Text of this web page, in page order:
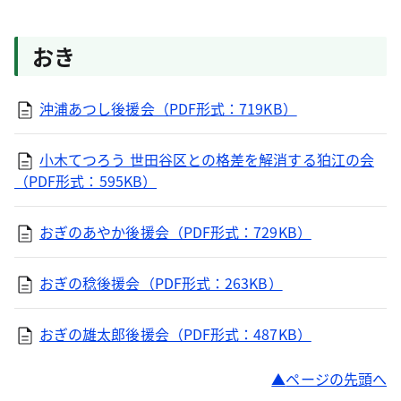
おき
沖浦あつし後援会（PDF形式：719KB）
小木てつろう 世田谷区との格差を解消する狛江の会
（PDF形式：595KB）
おぎのあやか後援会（PDF形式：729KB）
おぎの稔後援会（PDF形式：263KB）
おぎの雄太郎後援会（PDF形式：487KB）
ページの先頭へ